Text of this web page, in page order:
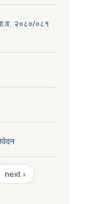
आ.व. २०८०/०८१
next ›